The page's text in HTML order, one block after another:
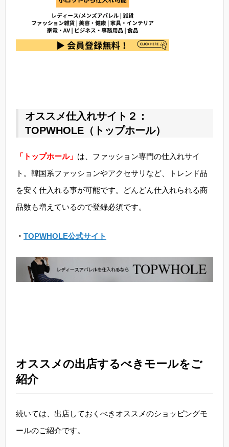
オススメ仕入れサイト２：
TOPWHOLE（トップホール）
「トップホール」 は、ファッション専門の仕入れサイ
ト。韓国系ファッションやアクセサリなど、トレンド品
を安く仕入れる事が可能です。どんどん仕入れられる商
品数も増えているので登録必須です。
・ TOPWHOLE公式サイト
オススメの出店するべきモールをご
紹介
続いては、出店しておくべきオススメのショッピングモ
ールのご紹介です。